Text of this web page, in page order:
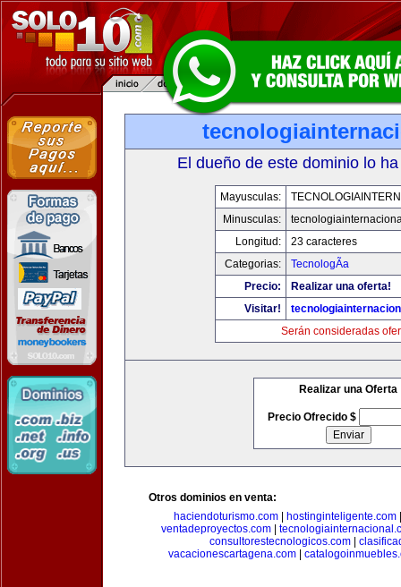
El dueño de este dominio lo
Mayusculas:
Minusculas:
Longitud:
23 caracteres
Categorias:
TecnologÃ­a
Precio:
Realizar una oferta!
Visitar!
Serán consideradas
Realizar una Oferta
Precio Ofrecido $
Otros dominios en venta:
haciendoturismo.com
hostinginteligente.com
ventadeproyectos.com|
consultorestecnologicos.com
vacacionescartagena.com